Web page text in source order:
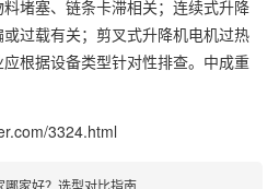
堵塞、链条卡滞相关；连续式升降
过载有关；剪叉式升降机电机过热
根据设备类型针对性排查。中成重
3324.html